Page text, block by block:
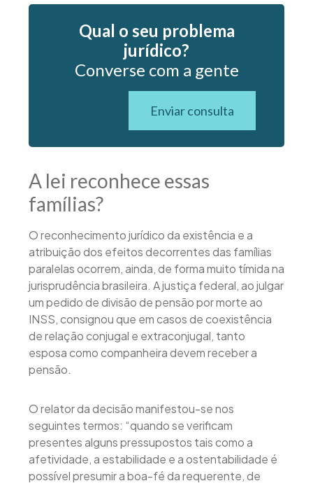
Qual o seu problema
jurídico?
Converse com a gente
Enviar consulta
A lei reconhece essas
famílias?
O reconhecimento jurídico da existência e a
atribuição dos efeitos decorrentes das famílias
paralelas ocorrem, ainda, de forma muito tímida na
jurisprudência brasileira. A justiça federal, ao julgar
um pedido de divisão de pensão por morte ao
INSS, consignou que em casos de coexistência
de relação conjugal e extraconjugal, tanto
esposa como companheira devem receber a
pensão.
O relator da decisão manifestou-se nos
seguintes termos: “quando se verificam
presentes alguns pressupostos tais como a
afetividade, a estabilidade e a ostentabilidade é
possível presumir a boa-fé da requerente, de